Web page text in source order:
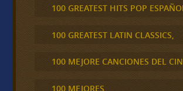
100 GREATEST HITS POP ESPAÑOL
100 GREATEST LATIN CLASSICS,
100 MEJORE CANCIONES DEL
100 MEJORES